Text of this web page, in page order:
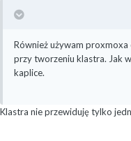
Również używam
przy tworzeniu klastra. Jak
kaplice.
Klastra nie przewiduję tylko